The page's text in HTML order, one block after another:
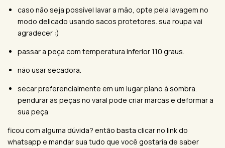
caso não seja possível lavar a mão, opte pela lavagem no
modo delicado usando sacos protetores. sua roupa vai
agradecer :)
passar a peça com temperatura inferior 110 graus.
não usar secadora.
secar preferencialmente em um lugar plano à sombra.
pendurar as peças no varal pode criar marcas e deformar a
sua peça
ficou com alguma dúvida? então basta clicar no link do
whatsapp e mandar sua tudo que você gostaria de saber